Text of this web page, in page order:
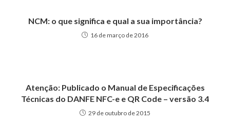
NCM: o que significa e qual a sua importância?
16 de março de 2016
Atenção: Publicado o Manual de Especificações
Técnicas do DANFE NFC-e e QR Code – versão 3.4
29 de outubro de 2015